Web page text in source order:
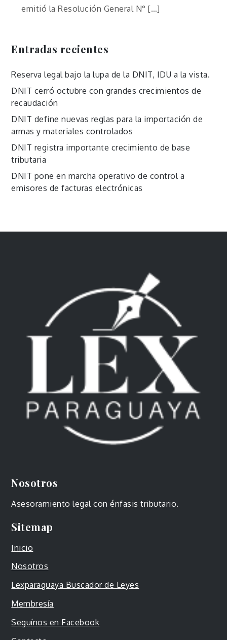
emitió la Resolución General N° […]
Entradas recientes
Reserva legal bajo la lupa de la DNIT, IDU a la vista.
DNIT cerró octubre con grandes crecimientos de
recaudación
DNIT define nuevas reglas para la importación de
armas y materiales controlados
DNIT registra importante crecimiento de base
tributaria
DNIT pone en marcha operativo de control a
emisores de facturas electrónicas
Nosotros
Asesoramiento legal con énfasis tributario.
Sitemap
Inicio
Nosotros
Lexparaguaya Buscador de Leyes
Membresía
Seguínos en Facebook